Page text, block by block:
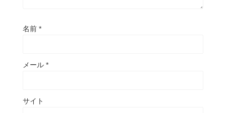
名前 *
メール *
サイト